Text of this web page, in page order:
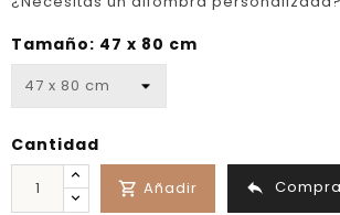
Tamaño: 47 x 80 cm
Cantidad
 Añadir 